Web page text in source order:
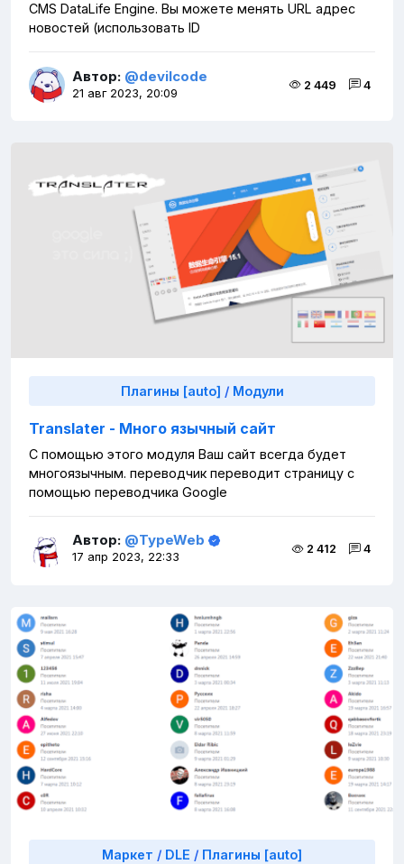
CMS DataLife Engine. Вы можете менять URL адрес
новостей (использовать ID
Автор: @devilcode
21 авг 2023, 20:09
2 449 4
Плагины [auto] / Модули
Translater - Много язычный сайт
С помощью этого модуля Ваш сайт всегда будет
многоязычным. переводчик переводит страницу с
помощью переводчика Google
Автор: @TypeWeb
17 апр 2023, 22:33
2 412 4
Маркет / DLE / Плагины [auto]